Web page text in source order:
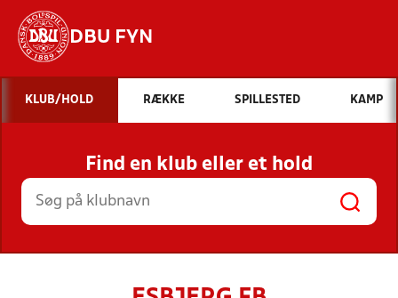
DBU FYN
Hvad vil du søge efter?
INDHOLD OG NYHEDER
STILLINGER, RESULTATER, KLUBBER OG
HOLD
KLUB/HOLD RÆKKE SPILLESTED KAMP
Find en klub eller et hold